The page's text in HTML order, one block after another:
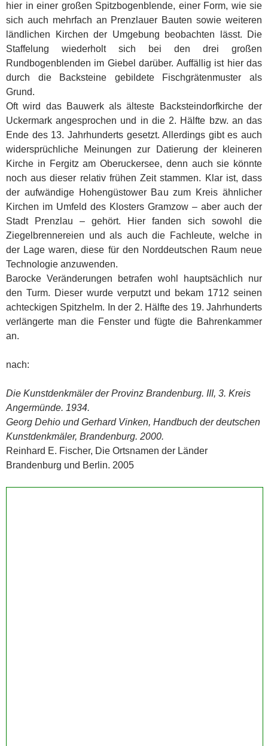
hier in einer großen Spitzbogenblende, einer Form, wie sie
sich auch mehrfach an Prenzlauer Bauten sowie weiteren
ländlichen Kirchen der Umgebung beobachten lässt. Die
Staffelung wiederholt sich bei den drei großen
Rundbogenblenden im Giebel darüber. Auffällig ist hier das
durch die Backsteine gebildete Fischgrätenmuster als
Grund.
Oft wird das Bauwerk als älteste Backsteindorfkirche der
Uckermark angesprochen und in die 2. Hälfte bzw. an das
Ende des 13. Jahrhunderts gesetzt. Allerdings gibt es auch
widersprüchliche Meinungen zur Datierung der kleineren
Kirche in Fergitz am Oberuckersee, denn auch sie könnte
noch aus dieser relativ frühen Zeit stammen. Klar ist, dass
der aufwändige Hohengüstower Bau zum Kreis ähnlicher
Kirchen im Umfeld des Klosters Gramzow – aber auch der
Stadt Prenzlau – gehört. Hier fanden sich sowohl die
Ziegelbrennereien und als auch die Fachleute, welche in
der Lage waren, diese für den Norddeutschen Raum neue
Technologie anzuwenden.
Barocke Veränderungen betrafen wohl hauptsächlich nur
den Turm. Dieser wurde verputzt und bekam 1712 seinen
achteckigen Spitzhelm. In der 2. Hälfte des 19. Jahrhunderts
verlängerte man die Fenster und fügte die Bahrenkammer
an.
nach:
Die Kunstdenkmäler der Provinz Brandenburg. III, 3. Kreis
Angermünde. 1934.
Georg Dehio und Gerhard Vinken, Handbuch der deutschen
Kunstdenkmäler, Brandenburg. 2000.
Reinhard E. Fischer, Die Ortsnamen der Länder
Brandenburg und Berlin. 2005